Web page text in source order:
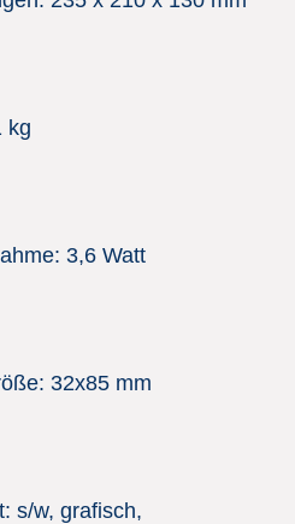
kg
3,6 Watt
32x85 mm
s/w, grafisch,